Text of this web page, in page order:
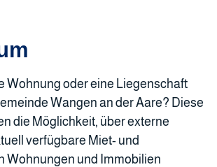
Wohnung oder eine Liegenschaft
Wangen an der Aare? Diese
die Möglichkeit, über externe
verfügbare Miet- und
Wohnungen und Immobilien